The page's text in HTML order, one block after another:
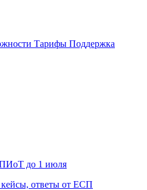
Тарифы Поддержка
ПИоТ до 1 июля
ответы от ЕСП